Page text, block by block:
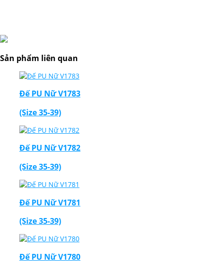
Sản phẩm liên quan
Đế PU Nữ V1783
(Size 35-39)
Đế PU Nữ V1782
(Size 35-39)
Đế PU Nữ V1781
(Size 35-39)
Đế PU Nữ V1780